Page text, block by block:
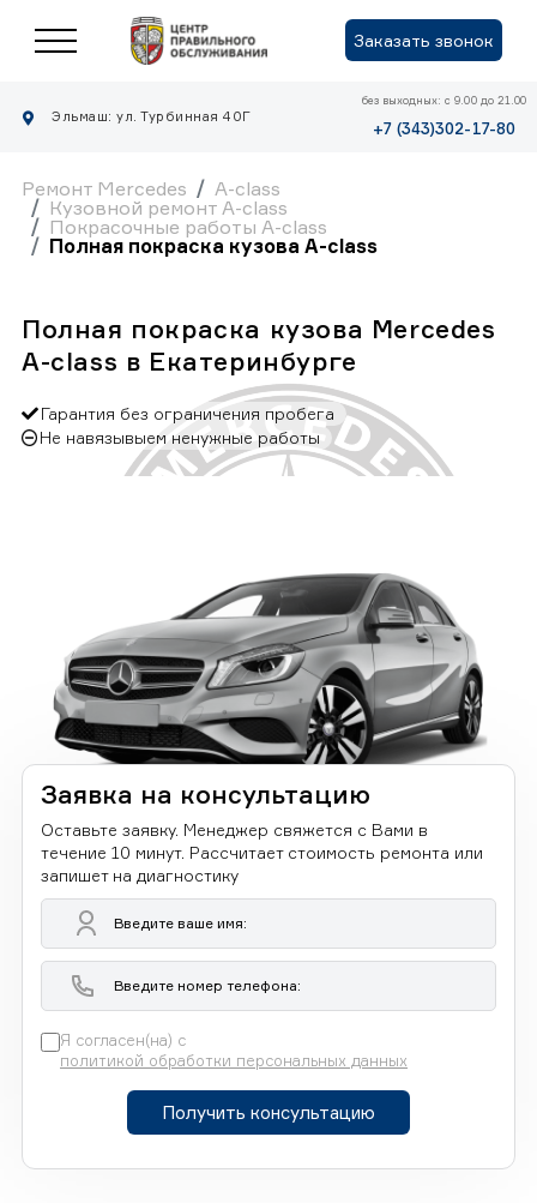
Заказать звонок
Эльмаш: ул. Турбинная 40Г
без выходных: с 9.00 до 21.00
+7 (343)302-17-80
Ремонт Mercedes
A-class
Кузовной ремонт A-class
Покрасочные работы A-class
Полная покраска кузова A-class
Полная покраска кузова Mercedes
A-class в Екатеринбурге
Гарантия без ограничения пробега
Не навязывыем ненужные работы
Заявка на консультацию
Оставьте заявку. Менеджер свяжется с Вами в
течение 10 минут. Рассчитает стоимость ремонта или
запишет на диагностику
Я согласен(на) с
политикой обработки персональных данных
Получить консультацию